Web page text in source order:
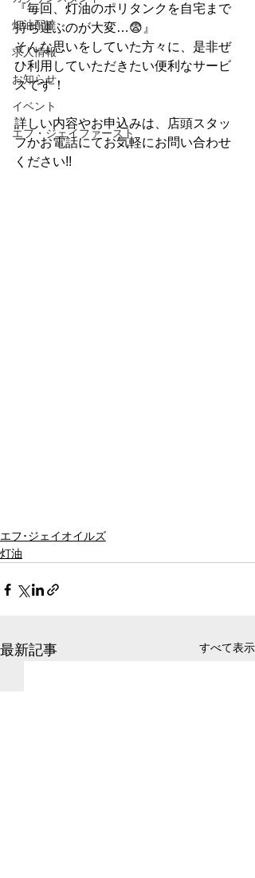
灯油配達
求人情報
お知らせ
イベント
エフ・ジェイファースト
『毎回、灯油のポリタンクを自宅まで
持ち運ぶのが大変…😨』
そんな思いをしていた方々に、是非ぜ
ひ利用していただきたい便利なサービ
スです！
詳しい内容やお申込みは、店頭スタッ
フかお電話にてお気軽にお問い合わせ
ください!!
エフ･ジェイオイルズ
灯油
最新記事 すべて表示